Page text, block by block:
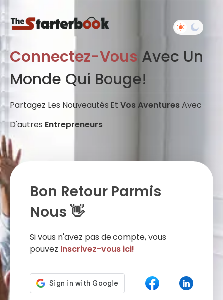
Connectez-Vous Avec Un
Monde Qui Bouge!
Partagez Les Nouveautés Et Vos AventuresAvec
D'autres Entrepreneurs
Bon Retour Parmis
Nous 👋
Si vous n'avez pas de compte, vous
pouvez Inscrivez-vous ici!